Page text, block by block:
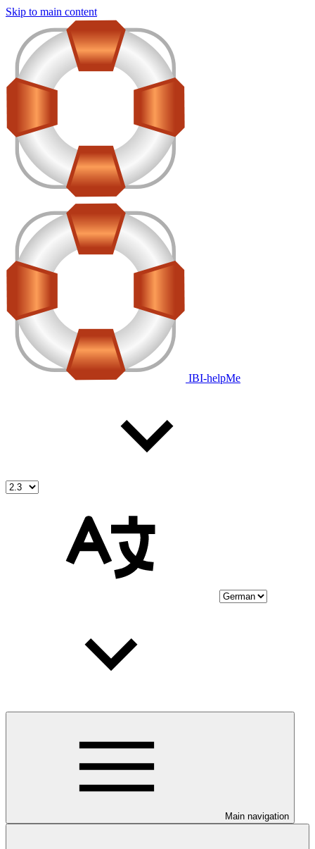
Skip to main content
IBI-helpMe
Main navigation